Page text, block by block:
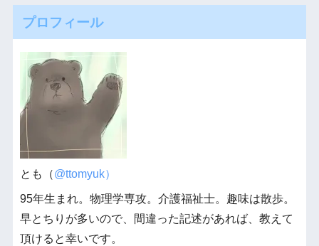
プロフィール
とも（@ttomyuk）
95年生まれ。物理学専攻。介護福祉士。趣味は散歩。
早とちりが多いので、間違った記述があれば、教えて
頂けると幸いです。